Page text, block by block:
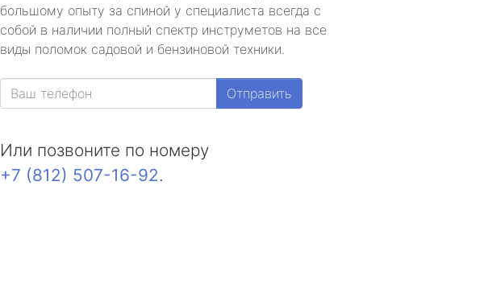
большому опыту за спиной у специалиста всегда с
собой в наличии полный спектр инструметов на все
виды поломок садовой и бензиновой техники.
Отправить
Или позвоните по номеру
+7 (812) 507-16-92.